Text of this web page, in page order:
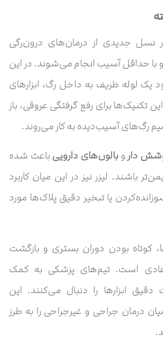
نسل جدیدی از درمان‌های درون‌رگی
با حداقل آسیب انجام می‌شوند. در این
یک لوله ظریف به داخل رگ، ابزارهای
تکنیک‌ها برای رفع گرفتگی عروقی، باز
رگ‌های آسیب‌دیده به کار می‌روند.
دار و بالون‌های دارویی باعث شده
باشند. لیزر نیز در این میان کاربرد
یا تبخیر دقیق پلاک‌ها مورد
کوتاه بودن دوران بستری و بازگشت
عادی است. تیم‌های پزشکی به کمک
دقیق ابزارها را دنبال می‌کنند. این
درمان جراحی و غیرجراحی را به طرز